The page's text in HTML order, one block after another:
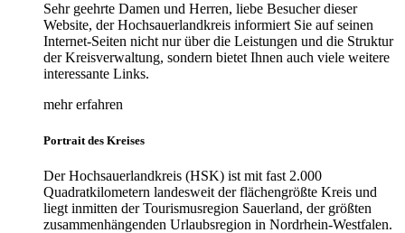
Sehr geehrte Damen und Herren, liebe Besucher dieser
Website, der Hochsauerlandkreis informiert Sie auf seinen
Internet-Seiten nicht nur über die Leistungen und die Struktur
der Kreisverwaltung, sondern bietet Ihnen auch viele weitere
interessante Links.
mehr erfahren
Portrait des Kreises
Der Hochsauerlandkreis (HSK) ist mit fast 2.000
Quadratkilometern landesweit der flächengrößte Kreis und
liegt inmitten der Tourismusregion Sauerland, der größten
zusammenhängenden Urlaubsregion in Nordrhein-Westfalen.